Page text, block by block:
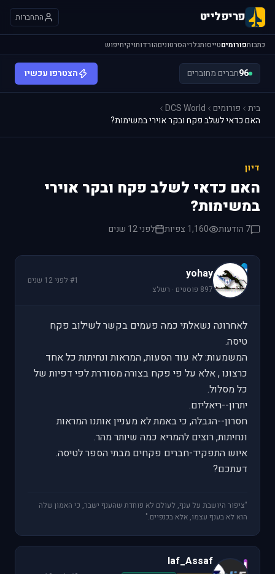
פריפלייט התחברות
כתבותפורומיםטייסותגלריהסרטוניםהורדותויקיחיפוש
96חברים מחוברים הצטרפו עכשיו
בית פורומים
DCS World
האם כדאי לשלב פקח ובקר אוירי במשימות?
דיון
האם כדאי לשלב פקח ובקר אוירי
במשימות?
7 הודעות 1,160 צפיות לפני 12 שנים
y
yohay
897 פוסטים · רשלצ
#1
·לפני 12 שנים
לאחרונה נשאלתי כמה פעמים בקשר לשילוב פקח
טיסה.
המשמעות: לא עוד הסעות, המראות ונחיתות כל אחד
כרצונו , אלא על פי פקח בצורה מסודרת לפי דפיות של
כל מסלול.
יתרון--ריאליזם.
חסרון--הגבלה, כי באמת לא מעניין אותנו המראות
ונחיתות, רוצים להמריא כמה שיותר מהר.
איוש התפקיד-חברים פקחים מבתי הספר לטיסה.
דעתכם?
"ציפור היושבת על ענף, לעולם לא פוחדת שהענף ישבר, כי האמון שלה
הוא לא בענף עצמו, אלא בכנפיים."
I
Iaf_Assaf